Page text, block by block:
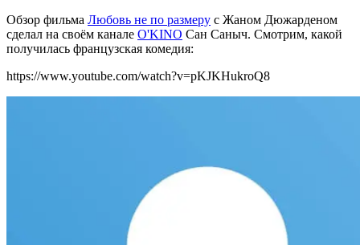
Обзор фильма Любовь не по размеру с Жаном Дюжарденом
сделал на своём канале O'KINO Сан Саныч. Смотрим, какой
получилась французская комедия:
https://www.youtube.com/watch?v=pKJKHukroQ8